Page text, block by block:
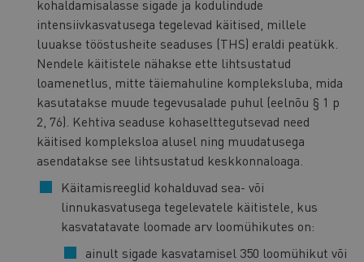
kohaldamisalasse sigade ja kodulindude
intensiivkasvatusega tegelevad käitised, millele
luuakse tööstusheite seaduses (THS) eraldi peatükk.
Nendele käitistele nähakse ette lihtsustatud
loamenetlus, mitte täiemahuline kompleksluba, mida
kasutatakse muude tegevusalade puhul (eelnõu § 1 p
2, 76). Kehtiva seaduse kohaselttegutsevad need
käitised kompleksloa alusel ning muudatusega
asendatakse see lihtsustatud keskkonnaloaga.
Käitamisreeglid kohalduvad sea- või
linnukasvatusega tegelevatele käitistele, kus
kasvatatavate loomade arv loomühikutes on:
ainult sigade kasvatamisel 350 loomühikut või